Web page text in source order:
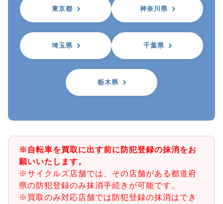
東京都 神奈川県
埼玉県 千葉県
栃木県
※自転車を買取に出す前に防犯登録の抹消をお
願いいたします。
※サイクルズ店舗では、その店舗がある都道府
県の防犯登録のみ抹消手続きが可能です。
※買取のみ対応店舗では防犯登録の抹消はでき